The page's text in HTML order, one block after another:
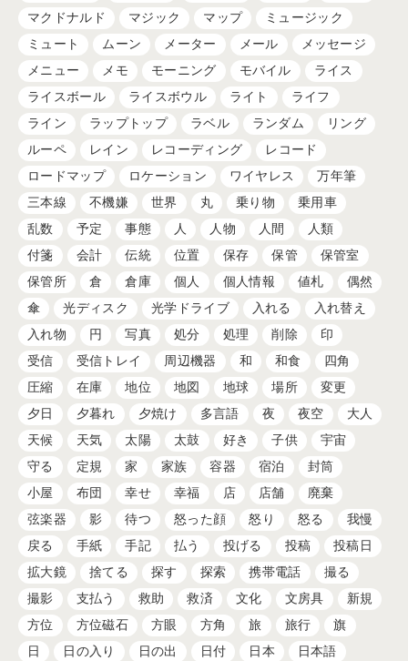
マクドナルド
マジック マップ
ミュージック
ミュート
ムーン メーター メール
メッセージ
メニュー
メモ モーニング モバイル
ライス
ライスボール
ライスボウル ライト
ライフ
ライン
ラップトップ ラベル ランダム
リング
ルーペ
レイン レコーディング
レコード
ロードマップ
ロケーション ワイヤレス
万年筆
三本線
不機嫌 世界 丸 乗り物
乗用車
乱数
予定 事態 人 人物 人間
人類
付箋
会計 伝統 位置 保存 保管
保管室
保管所
倉 倉庫 個人 個人情報 値札
偶然
傘
光ディスク 光学ドライブ 入れる
入れ替え
入れ物
円 写真 処分 処理 削除
印
受信
受信トレイ 周辺機器 和 和食
四角
圧縮
在庫 地位 地図 地球 場所
変更
夕日
夕暮れ 夕焼け 多言語 夜 夜空
大人
天候
天気 太陽 太鼓 好き 子供
宇宙
守る
定規 家 家族 容器 宿泊
封筒
小屋
布団 幸せ 幸福 店 店舗
廃棄
弦楽器
影 待つ 怒った顔 怒り 怒る
我慢
戻る
手紙 手記 払う 投げる 投稿
投稿日
拡大鏡
捨てる 探す 探索 携帯電話
撮る
撮影
支払う 救助 救済 文化 文房具
新規
方位
方位磁石 方眼 方角 旅 旅行
旗
日
日の入り 日の出 日付 日本
日本語